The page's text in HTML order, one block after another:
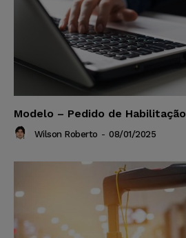
Modelo – Pedido de Habilitação
Wilson Roberto - 08/01/2025